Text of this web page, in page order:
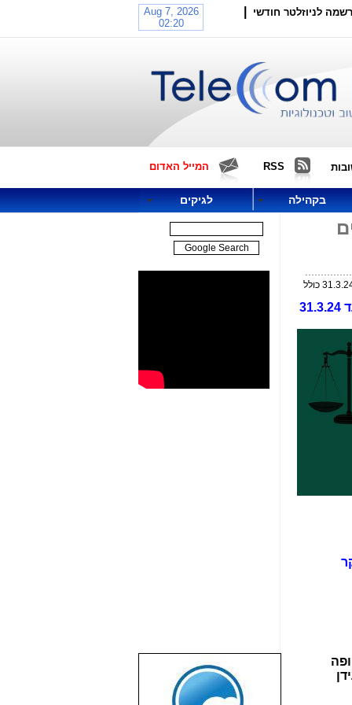
לניוזלטר חודשי
RSS המייל האדום
בקהילה לגיקים
תיקי 1000-2000: עדות דני יופה, תיק 2000: עדות ציפי לבני ועדכונים בתיקי האלפים מצהריים 13.3.24 ועד 31.3.24
11.3.24 ועד בוקר
שבוע טוב לכל
הגולשים באשר
הם!!!